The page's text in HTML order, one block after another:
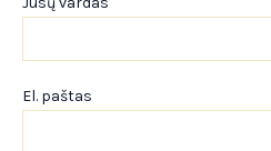
El. paštas